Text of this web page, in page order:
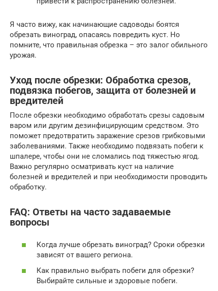
Я часто вижу, как начинающие садоводы боятся
обрезать виноград, опасаясь повредить куст. Но
помните, что правильная обрезка – это залог обильного
урожая.
Уход после обрезки: Обработка срезов,
подвязка побегов, защита от болезней и
вредителей
После обрезки необходимо обработать срезы садовым
варом или другим дезинфицирующим средством. Это
поможет предотвратить заражение срезов грибковыми
заболеваниями. Также необходимо подвязать побеги к
шпалере, чтобы они не сломались под тяжестью ягод.
Важно регулярно осматривать куст на наличие
болезней и вредителей и при необходимости проводить
обработку.
FAQ: Ответы на часто задаваемые
вопросы
Когда лучше обрезать виноград? Сроки обрезки
зависят от вашего региона.
Как правильно выбрать побеги для обрезки?
Выбирайте сильные и здоровые побеги.